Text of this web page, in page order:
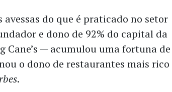
avessas do que é praticado no setor
e dono de 92% do capital da
Cane’s — acumulou uma fortuna de
o dono de restaurantes mais rico
.